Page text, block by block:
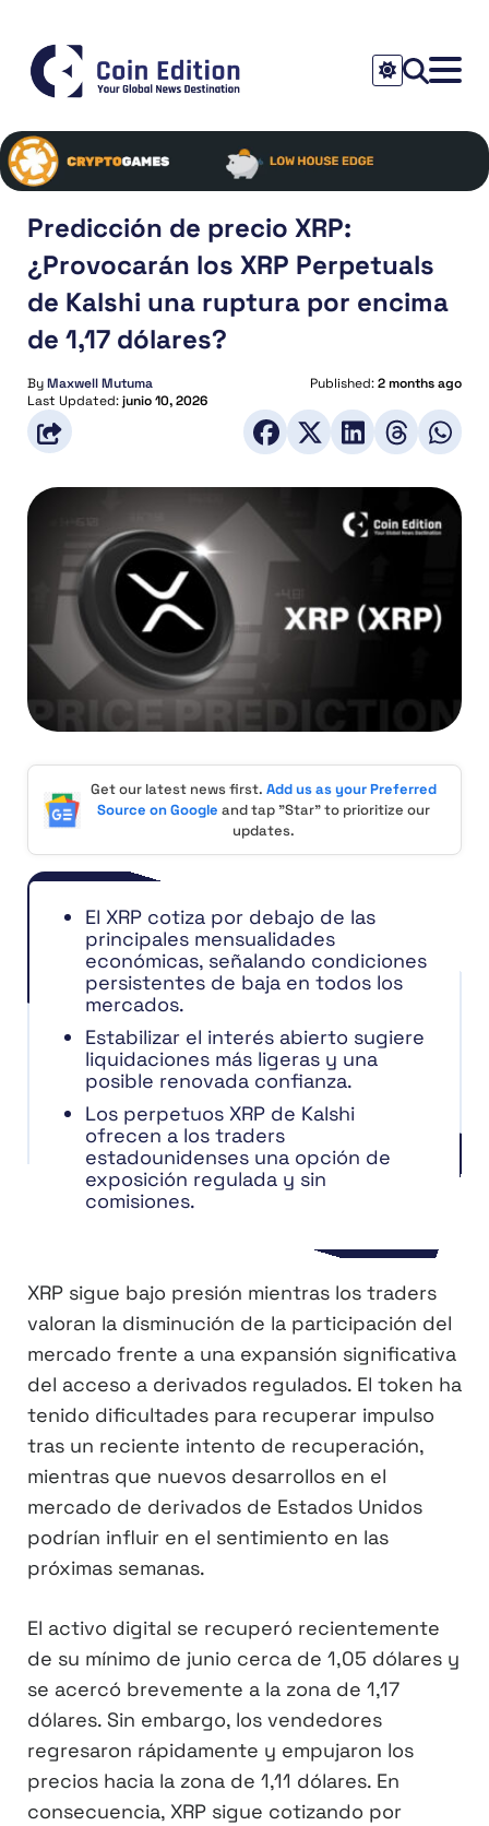
Predicción de precio XRP:
¿Provocarán los XRP Perpetuals
de Kalshi una ruptura por encima
de 1,17 dólares?
ByMaxwell Mutuma Published:2 months ago
Last Updated:junio 10, 2026
Get our latest news first. Add us as your Preferred
Source on Google and tap "Star" to prioritize our
updates.
El XRP cotiza por debajo de las
principales mensualidades
económicas, señalando condiciones
persistentes de baja en todos los
mercados.
Estabilizar el interés abierto sugiere
liquidaciones más ligeras y una
posible renovada confianza.
Los perpetuos XRP de Kalshi
ofrecen a los traders
estadounidenses una opción de
exposición regulada y sin
comisiones.
XRP sigue bajo presión mientras los traders
valoran la disminución de la participación del
mercado frente a una expansión significativa
del acceso a derivados regulados. El token ha
tenido dificultades para recuperar impulso
tras un reciente intento de recuperación,
mientras que nuevos desarrollos en el
mercado de derivados de Estados Unidos
podrían influir en el sentimiento en las
próximas semanas.
El activo digital se recuperó recientemente
de su mínimo de junio cerca de 1,05 dólares y
se acercó brevemente a la zona de 1,17
dólares. Sin embargo, los vendedores
regresaron rápidamente y empujaron los
precios hacia la zona de 1,11 dólares. En
consecuencia, XRP sigue cotizando por